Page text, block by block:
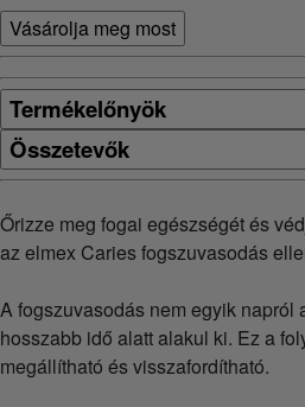
Vásárolja meg most
Termékelőnyök
Összetevők
Őrizze meg fogai egészségét és
az elmex Caries fogszuvasodás
A fogszuvasodás nem egyik napról
hosszabb idő alatt alakul ki. Ez a
megállítható és visszafordítható.